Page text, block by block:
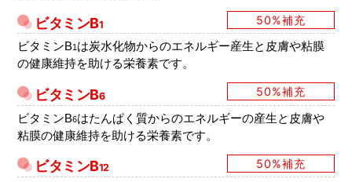
ビタミンB1
50%補充
ビタミンB1は炭水化物からのエネルギー産生と皮膚や粘膜
の健康維持を助ける栄養素です。
ビタミンB6
50%補充
ビタミンB6はたんぱく質からのエネルギーの産生と皮膚や
粘膜の健康維持を助ける栄養素です。
ビタミンB12
50%補充